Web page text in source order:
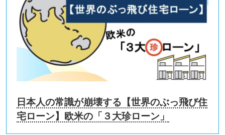
日本人の常識が崩壊する【世界のぶっ飛び住
宅ローン】欧米の「３大珍ローン」